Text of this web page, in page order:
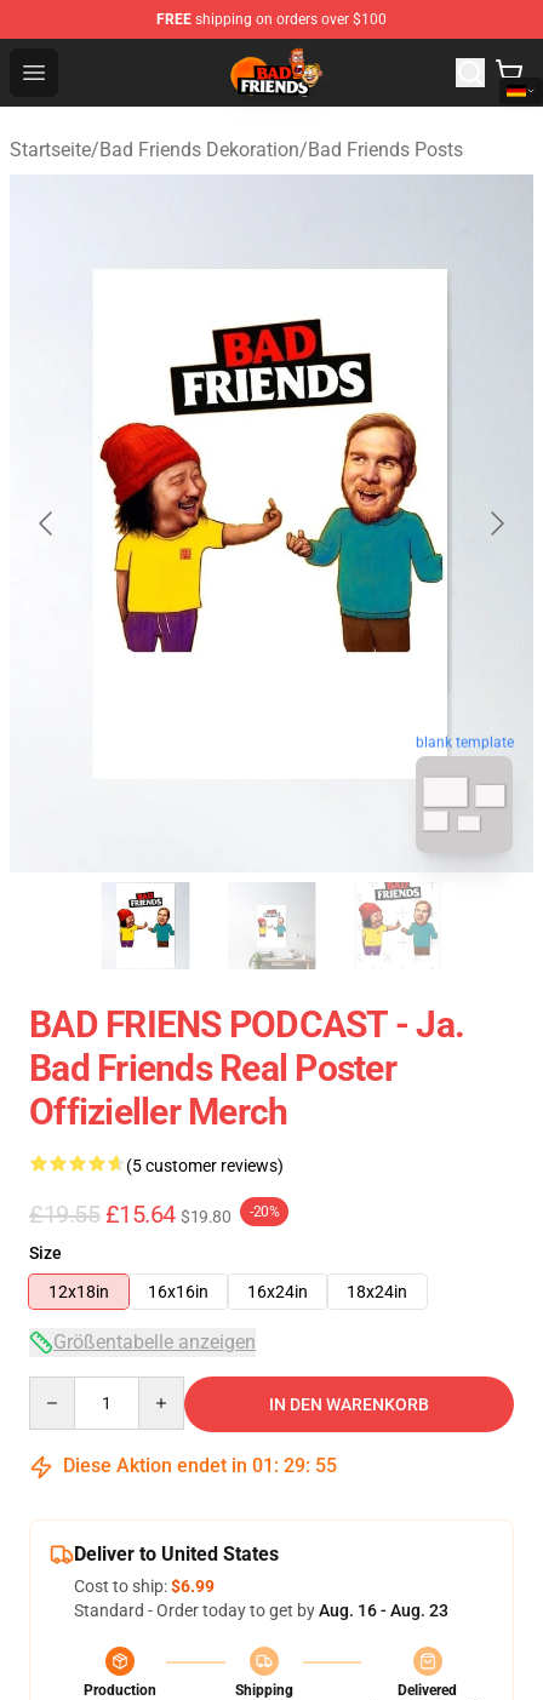
FREE shipping on orders over $100
Open menu
Bad Friends Shop - Official Bad Friends Merchandise
Startseite/Bad Friends Dekoration/Bad Friends Posts
blank template
BAD FRIENS PODCAST - Ja.
Bad Friends Real Poster
Offizieller Merch
(5 customer reviews)
£19.55 £15.64 $19.80 -20%
Size
12x18in
16x16in 16x24in 18x24in
Größentabelle anzeigen
IN DEN WARENKORB
Diese Aktion endet in 01 : 29: 54
Deliver to United States
Cost to ship:$6.99
Standard - Order today to get byAug. 16 - Aug. 23
Production
Shipping
Delivered